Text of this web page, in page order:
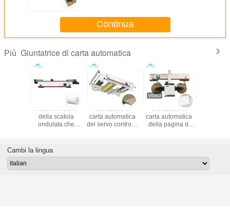
Continua
Più Giuntatrice di carta automatica
Messa in bacino
della scatola
ondulata che
automatico per la
stampante di
Giuntatrice di
carta automatica
del servo controllo
bordo di gesso
Giuntatrice di
carta automatica
della pagina di
300m/min della
millimetri
Cambi la lingua